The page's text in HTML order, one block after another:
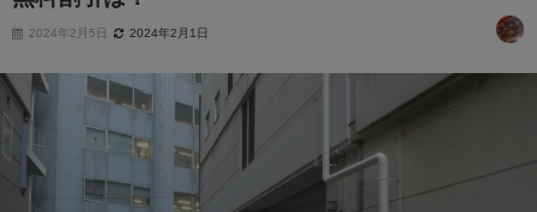
2024年2月5日 2024年2月1日